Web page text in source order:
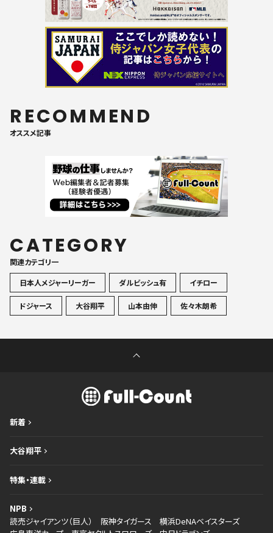
RECOMMEND
オススメ記事
CATEGORY
関連カテゴリ一
日本人メジャーリーガー
ダルビッシュ有 イチロー
ドジャース 大谷翔平 山本由伸 佐々木朗希
新着
大谷翔平
特集・連載
NPB
読売ジャイアンツ（巨人）
阪神タイガース
横浜DeNAベイスターズ